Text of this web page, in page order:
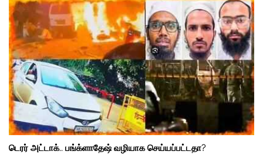
டெரர் அட்டாக்.. பங்க்ளாதேஷ் வழியாக செய்யப்பட்டதா?